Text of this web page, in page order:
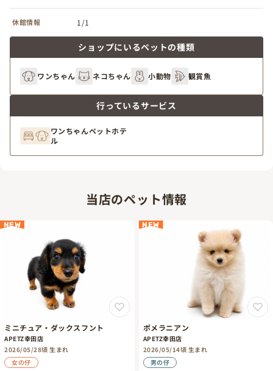
休館情報 1/1
ショップにいるペットの種類
ワンちゃん ネコちゃん 小動物 観賞魚
行っているサービス
ワンちゃんペットホテ
ル
当店のペット情報
NEW
ミニチュア・ダックスフント
APETZ幸田店
2026/05/28頃 生まれ
女の仔
NEW
ポメラニアン
APETZ幸田店
2026/05/14頃 生まれ
男の仔